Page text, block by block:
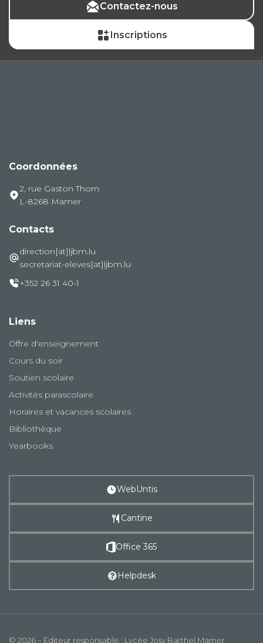
Contactez-nous
Inscriptions
Coordonnées
2, rue Gaston Thorn
L-8268 Mamer
Contacts
direction[at]ljbm.lu
secretariat-eleves[at]ljbm.lu
+352 26 31 40-1
Liens
Offre d'enseignement
Cours du soir
Soutien scolaire
Activités parascolaire
Horaires et vacances scolaires
Bibliothèque
Yearbooks
WebUntis
Cantine
Office 365
Helpdesk
© 2026 – Éditeur responsable : Lycée Josy Barthel Mamer